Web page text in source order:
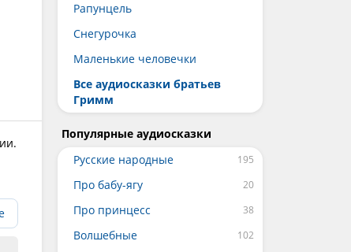
Рапунцель
Снегурочка
Маленькие человечки
Все аудиосказки братьев
Гримм
Популярные аудиосказки
Русские народные
Про бабу-ягу
Про принцесс
Волшебные